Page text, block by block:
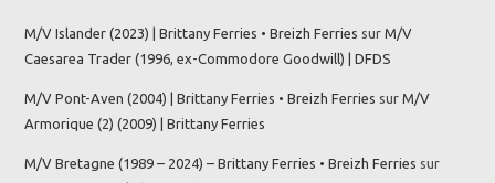
M/V Islander (2023) | Brittany Ferries • Breizh Ferries surM/V
Caesarea Trader (1996, ex-Commodore Goodwill) | DFDS
M/V Pont-Aven (2004) | Brittany Ferries • Breizh Ferries surM/V
Armorique (2) (2009) | Brittany Ferries
M/V Bretagne (1989 – 2024) – Brittany Ferries • Breizh Ferries sur